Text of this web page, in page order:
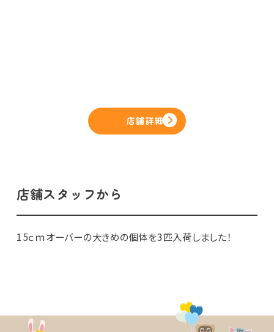
店舗詳細
店舗スタッフから
15ｃｍオーバーの大きめの個体を3匹入荷しました！